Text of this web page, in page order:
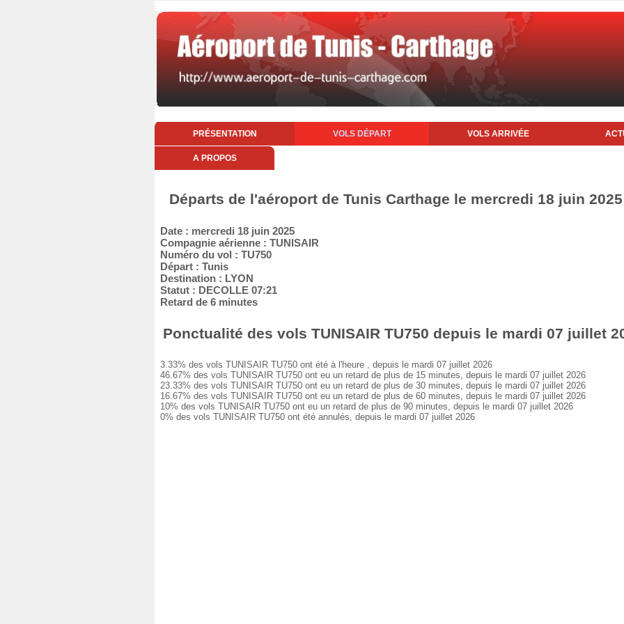
PRÉSENTATION VOLS DÉPART VOLS ARRIVÉE
A PROPOS
Départs de l'aéroport de Tunis Carthage le mercredi 18 juin 2025
Date : mercredi 18 juin 2025
Compagnie aérienne : TUNISAIR
Numéro du vol : TU750
Départ : Tunis
Destination : LYON
Statut : DECOLLE 07:21
Retard de 6 minutes
Ponctualité des vols TUNISAIR TU750 depuis le mardi 07 juillet
3.33% des vols TUNISAIR TU750 ont été à l'heure , depuis le mardi 07 juillet 2026
46.67% des vols TUNISAIR TU750 ont eu un retard de plus de 15 minutes, depuis le mardi 07 juillet 2026
23.33% des vols TUNISAIR TU750 ont eu un retard de plus de 30 minutes, depuis le mardi 07 juillet 2026
16.67% des vols TUNISAIR TU750 ont eu un retard de plus de 60 minutes, depuis le mardi 07 juillet 2026
10% des vols TUNISAIR TU750 ont eu un retard de plus de 90 minutes, depuis le mardi 07 juillet 2026
0% des vols TUNISAIR TU750 ont été annulés, depuis le mardi 07 juillet 2026